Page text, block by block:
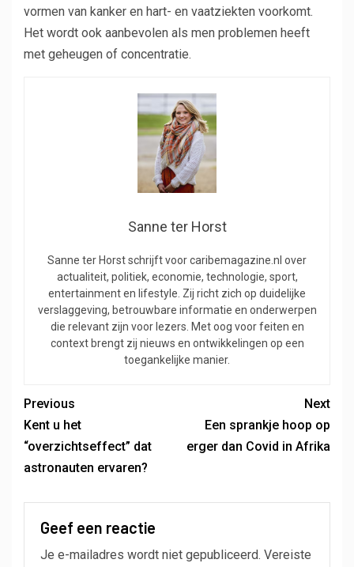
vormen van kanker en hart- en vaatziekten voorkomt.
Het wordt ook aanbevolen als men problemen heeft
met geheugen of concentratie.
Sanne ter Horst
Sanne ter Horst schrijft voor caribemagazine.nl over
actualiteit, politiek, economie, technologie, sport,
entertainment en lifestyle. Zij richt zich op duidelijke
verslaggeving, betrouwbare informatie en onderwerpen
die relevant zijn voor lezers. Met oog voor feiten en
context brengt zij nieuws en ontwikkelingen op een
toegankelijke manier.
Previous
Kent u het
“overzichtseffect” dat
astronauten ervaren?
Next
Een sprankje hoop op
erger dan Covid in Afrika
Geef een reactie
Je e-mailadres wordt niet gepubliceerd. Vereiste